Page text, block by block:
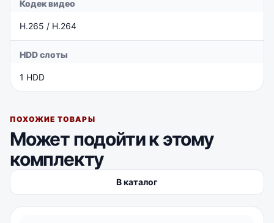
Кодек видео
H.265 / H.264
HDD слоты
1 HDD
ПОХОЖИЕ ТОВАРЫ
Может подойти к этому
комплекту
В каталог